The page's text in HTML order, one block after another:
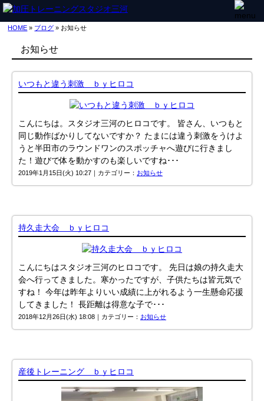
HOME » ブログ » お知らせ
お知らせ
いつもと違う刺激 ｂｙヒロコ
こんにちは。スタジオ三河のヒロコです。 皆さん、いつもと
同じ動作ばかりしてないですか？ たまには違う刺激をうけよ
うと半田市のラウンドワンのスポッチャへ遊びに行きまし
た！遊びで体を動かすのも楽しいですね･･･
2019年1月15日(火) 10:27｜カテゴリー： お知らせ
持久走大会 ｂｙヒロコ
こんにちはスタジオ三河のヒロコです。 先日は娘の持久走大
会へ行ってきました。寒かったですが、子供たちは皆元気で
すね！ 今年は昨年よりいい成績に上がれるよう一生懸命応援
してきました！ 長距離は得意な子で･･･
2018年12月26日(水) 18:08｜カテゴリー： お知らせ
産後トレーニング ｂｙヒロコ